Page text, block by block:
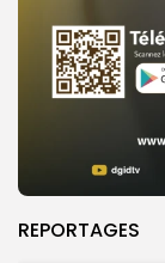
REPORTAGES